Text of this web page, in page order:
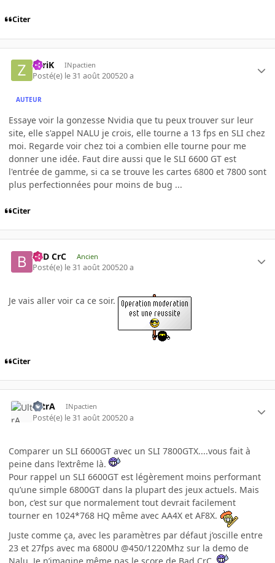
Citer
ZyriK INpactien
Posté(e) le 31 août 200520 a
AUTEUR
Essaye voir la gonzesse Nvidia que tu peux trouver sur leur
site, elle s'appel NALU je crois, elle tourne a 13 fps en SLI chez
moi. Regarde voir chez toi a combien elle tourne pour me
donner une idée. Faut dire aussi que le SLI 6600 GT est
l'entrée de gamme, si ca se trouve les cartes 6800 et 7800 sont
plus perfectionnées pour moins de bug ...
Citer
BaD CrC Ancien
Posté(e) le 31 août 200520 a
Je vais aller voir ca ce soir.
Citer
UltrA INpactien
Posté(e) le 31 août 200520 a
Comparer un SLI 6600GT avec un SLI 7800GTX....vous fait à
peine dans l’extrême là.
Pour rappel un SLI 6600GT est légèrement moins performant
qu’une simple 6800GT dans la plupart des jeux actuels. Mais
bon, c’est sur que normalement tout devrait facilement
tourner en 1024*768 HQ même avec AA4X et AF8X.
Juste comme ça, avec les paramètres par défaut j’oscille entre
23 et 27fps avec ma 6800U @450/1220Mhz sur la demo de
Nalu. Je n’imagine même pas le score de Bad CrC.